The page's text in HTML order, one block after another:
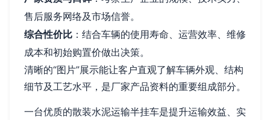
售后服务网络及市场信誉。
综合性价比 ：结合车辆的使用寿命、运营效率、维修
成本和初始购置价做出决策。
清晰的“图片”展示能让客户直观了解车辆外观、结构
细节及工艺水平，是厂家产品资料的重要组成部分。
一台优质的散装水泥运输半挂车是提升运输效益、实